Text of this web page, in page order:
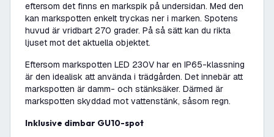
eftersom det finns en markspik på undersidan. Med den
kan markspotten enkelt tryckas ner i marken. Spotens
huvud är vridbart 270 grader. På så sätt kan du rikta
ljuset mot det aktuella objektet.
Eftersom markspotten LED 230V har en IP65-klassning
är den idealisk att använda i trädgården. Det innebär att
markspotten är damm- och stänksäker. Därmed är
markspotten skyddad mot vattenstänk, såsom regn.
Inklusive dimbar GU10-spot